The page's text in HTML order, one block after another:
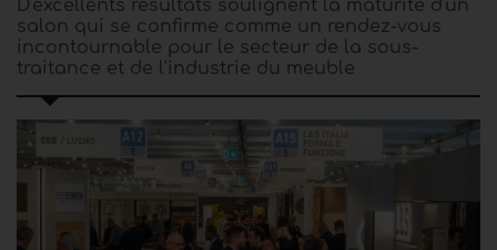
D'excellents résultats soulignent la maturité d'un
salon qui se confirme comme un rendez-vous
incontournable pour le secteur de la sous-
traitance et de l'industrie du meuble